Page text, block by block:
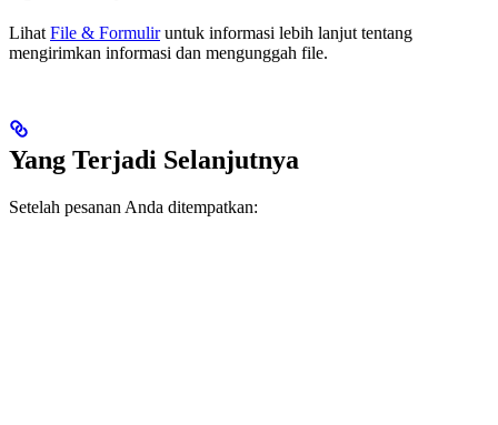
LihatFile & Formuliruntuk informasi lebih lanjut tentang
mengirimkan informasi dan mengunggah file.
Yang Terjadi Selanjutnya
Setelah pesanan Anda ditempatkan: